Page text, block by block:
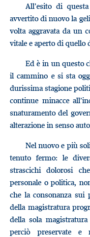
All’esito di
avvertito di nuovo la
volta aggravata da un
vitale e aperto di quello
Ed è in un questo
il cammino e si sta
durissima stagione
continue minacce
snaturamento del
alterazione in senso
Nel nuovo e più
tenuto fermo: le
strascichi dolorosi
personale o politica,
che la consonanza
della magistratura
della sola
perciò preservate e